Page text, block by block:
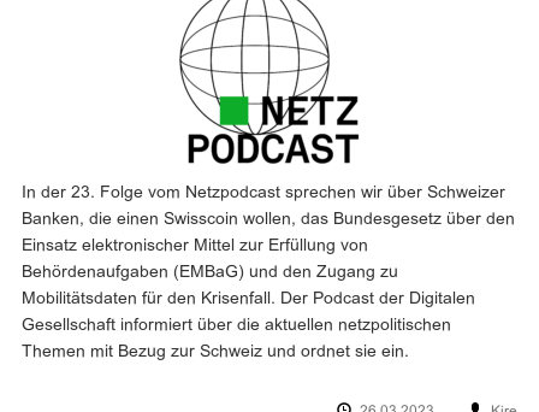
In der 23. Folge vom Netzpodcast sprechen wir über Schweizer
Banken, die einen Swisscoin wollen, das Bundesgesetz über den
Einsatz elektronischer Mittel zur Erfüllung von
Behördenaufgaben (EMBaG) und den Zugang zu
Mobilitätsdaten für den Krisenfall. Der Podcast der Digitalen
Gesellschaft informiert über die aktuellen netzpolitischen
Themen mit Bezug zur Schweiz und ordnet sie ein.